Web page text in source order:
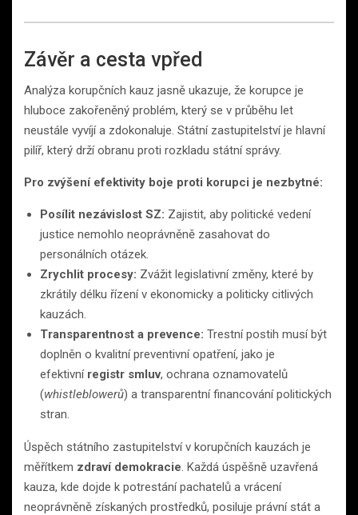
Závěr a cesta vpřed
Analýza korupčních kauz jasně ukazuje, že korupce je
hluboce zakořeněný problém, který se v průběhu let
neustále vyvíjí a zdokonaluje. Státní zastupitelství je hlavní
pilíř, který drží obranu proti rozkladu státní správy.
Pro zvýšení efektivity boje proti korupci je nezbytné:
Posílit nezávislost SZ: Zajistit, aby politické vedení
justice nemohlo neoprávněně zasahovat do
personálních otázek.
Zrychlit procesy: Zvážit legislativní změny, které by
zkrátily délku řízení v ekonomicky a politicky citlivých
kauzách.
Transparentnost a prevence: Trestní postih musí být
doplněn o kvalitní preventivní opatření, jako je
efektivní registr smluv, ochrana oznamovatelů
(whistleblowerů) a transparentní financování politických
stran.
Úspěch státního zastupitelství v korupčních kauzách je
měřítkem zdraví demokracie. Každá úspěšně uzavřená
kauza, kde dojde k potrestání pachatelů a vrácení
neoprávněně získaných prostředků, posiluje právní stát a